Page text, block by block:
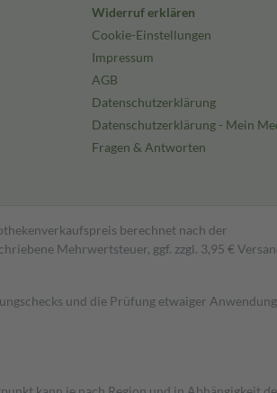
Widerruf erklären
Cookie-Einstellungen
Impressum
AGB
Datenschutzerklärung
Datenschutzerklärung - Mein
Fragen & Antworten
berechnet nach der
Mehrwertsteuer, ggf. zzgl. 3,95 €
und die Prüfung etwaiger